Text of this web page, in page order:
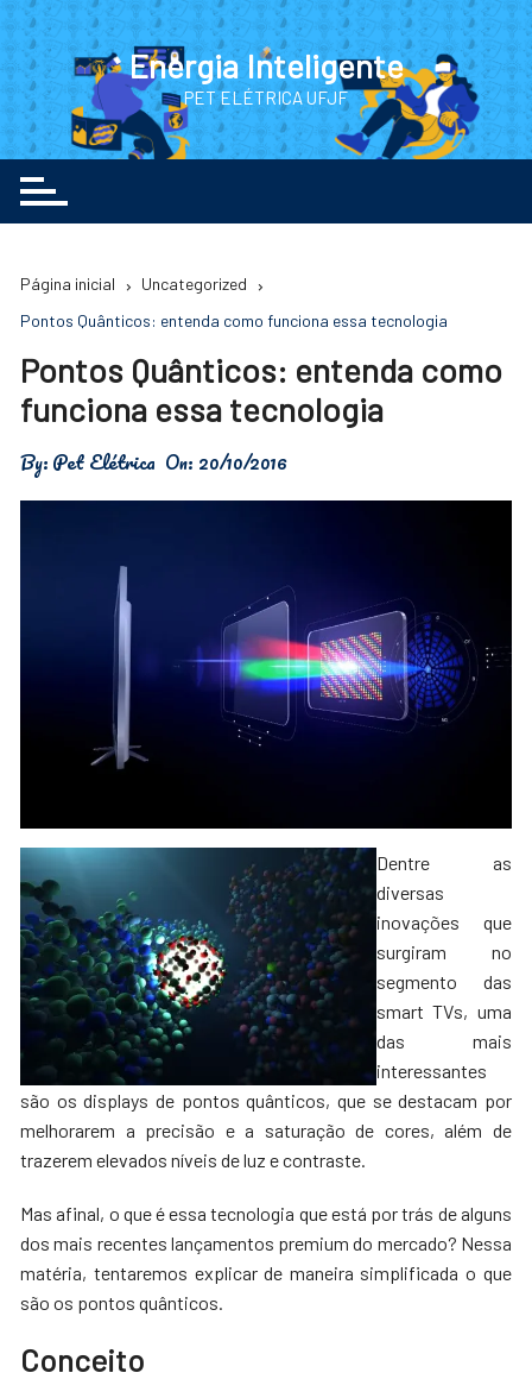
Ir
para
o
conteúdo
Energia Inteligente
PET ELÉTRICA UFJF
Página inicial
Uncategorized
Pontos Quânticos: entenda como funciona essa tecnologia
Pontos Quânticos: entenda como
funciona essa tecnologia
By:Pet Elétrica On: 20/10/2016
Dentre as
diversas
inovações que
surgiram no
segmento das
smart TVs, uma
das mais
interessantes
são os displays de pontos quânticos, que se destacam por
melhorarem a precisão e a saturação de cores, além de
trazerem elevados níveis de luz e contraste.
Mas afinal, o que é essa tecnologia que está por trás de alguns
dos mais recentes lançamentos premium do mercado? Nessa
matéria, tentaremos explicar de maneira simplificada o que
são os pontos quânticos.
Conceito